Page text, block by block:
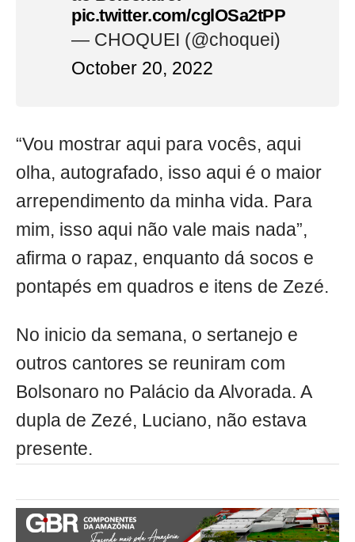
pic.twitter.com/cglOSa2tPP
— CHOQUEI (@choquei)
October 20, 2022
“Vou mostrar aqui para vocês, aqui
olha, autografado, isso aqui é o maior
arrependimento da minha vida. Para
mim, isso aqui não vale mais nada”,
afirma o rapaz, enquanto dá socos e
pontapés em quadros e itens de Zezé.
No inicio da semana, o sertanejo e
outros cantores se reuniram com
Bolsonaro no Palácio da Alvorada. A
dupla de Zezé, Luciano, não estava
presente.